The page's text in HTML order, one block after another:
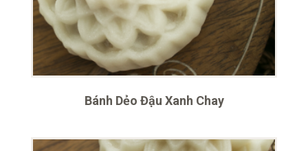
Bánh Dẻo Đậu Xanh Chay